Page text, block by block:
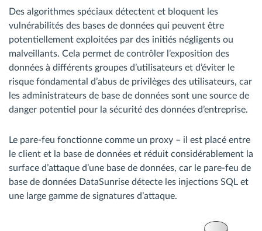
Des algorithmes spéciaux détectent et bloquent les
vulnérabilités des bases de données qui peuvent être
potentiellement exploitées par des initiés négligents ou
malveillants. Cela permet de contrôler l’exposition des
données à différents groupes d’utilisateurs et d’éviter le
risque fondamental d’abus de privilèges des utilisateurs, car
les administrateurs de base de données sont une source de
danger potentiel pour la sécurité des données d’entreprise.
Le pare-feu fonctionne comme un proxy – il est placé entre
le client et la base de données et réduit considérablement la
surface d’attaque d’une base de données, car le pare-feu de
base de données DataSunrise détecte les injections SQL et
une large gamme de signatures d’attaque.